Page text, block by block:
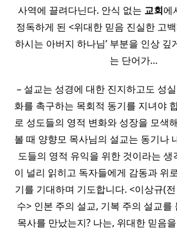
사역에 끌려다닌다. 안식 없는 교회에
정독하게 된 <위대한 믿음 진실한 고
하시는 아버지 하나님’ 부분을 인상 깊
는 단어가…
– 설교는 성경에 대한 진지하고도 성
화를 촉구하는 목회적 동기를 지녀야
로 성도들의 영적 변화와 성장을 모색
볼 때 양향모 목사님의 설교는 동기나
도들의 영적 유익을 위한 것이라는 생
이 널리 읽히고 독자들에게 감동과 위
기를 기대하며 기도합니다. <이상규(
수> 인본 주의 설교, 기복 주의 설교를
목사를 만났는지? 나는, 위대한 믿음